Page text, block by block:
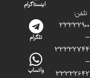
تلفن:
33332900
–
33332744
–
33332642
اینستاگرام
تلگرام
واتساپ